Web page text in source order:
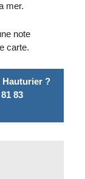
mer.
note
carte.
Hauturier ?
83